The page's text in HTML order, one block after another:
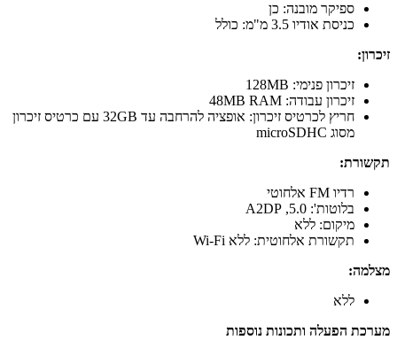
ספיקר מובנה: כן
כניסת אודיו 3.5 מ"מ: כולל
זיכרון:
זיכרון פנימי: 128MB
זיכרון עבודה: 48MB RAM
חריץ לכרטיס זיכרון: אופציה להרחבה עד 32GB עם כרטיס זיכרון
מסוג microSDHC
תקשורת:
רדיו FM אלחוטי
בלוטות': 5.0, A2DP
מיקום: ללא
תקשורת אלחוטית: ללא Wi-Fi
מצלמה:
ללא
מערכת הפעלה ותכונות נוספות